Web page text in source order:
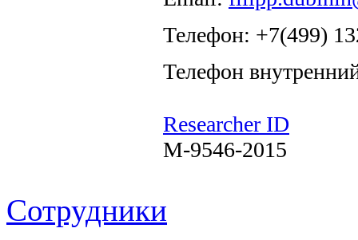
Телефон: +7(499)
Телефон
Researcher ID
M-9546-2015
Сотрудники